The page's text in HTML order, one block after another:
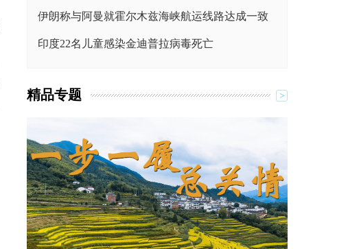
伊朗称与阿曼就霍尔木兹海峡航运线路达成一致
印度22名儿童感染金迪普拉病毒死亡
精品专题